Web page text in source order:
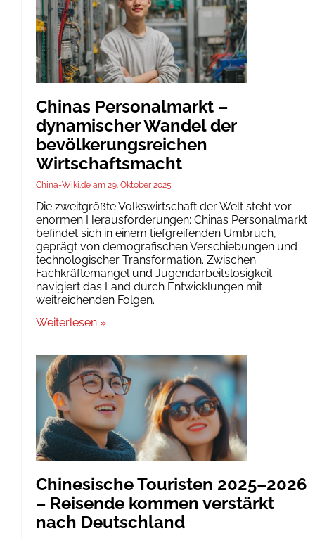
Chinas Personalmarkt –
dynamischer Wandel der
bevölkerungsreichen
Wirtschaftsmacht
China-Wiki.de 29. Oktober 2025
Die zweitgrößte Volkswirtschaft der Welt steht vor
enormen Herausforderungen: Chinas Personalmarkt
befindet sich in einem tiefgreifenden Umbruch,
geprägt von demografischen Verschiebungen und
technologischer Transformation. Zwischen
Fachkräftemangel und Jugendarbeitslosigkeit
navigiert das Land durch Entwicklungen mit
weitreichenden Folgen.
Weiterlesen »
Chinesische Touristen 2025–2026
– Reisende kommen verstärkt
nach Deutschland